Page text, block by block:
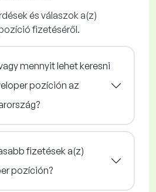
és válaszok a(z)
fizetéséről.
mennyit lehet keresni
pozíción az
fizetések a(z)
pozíción?